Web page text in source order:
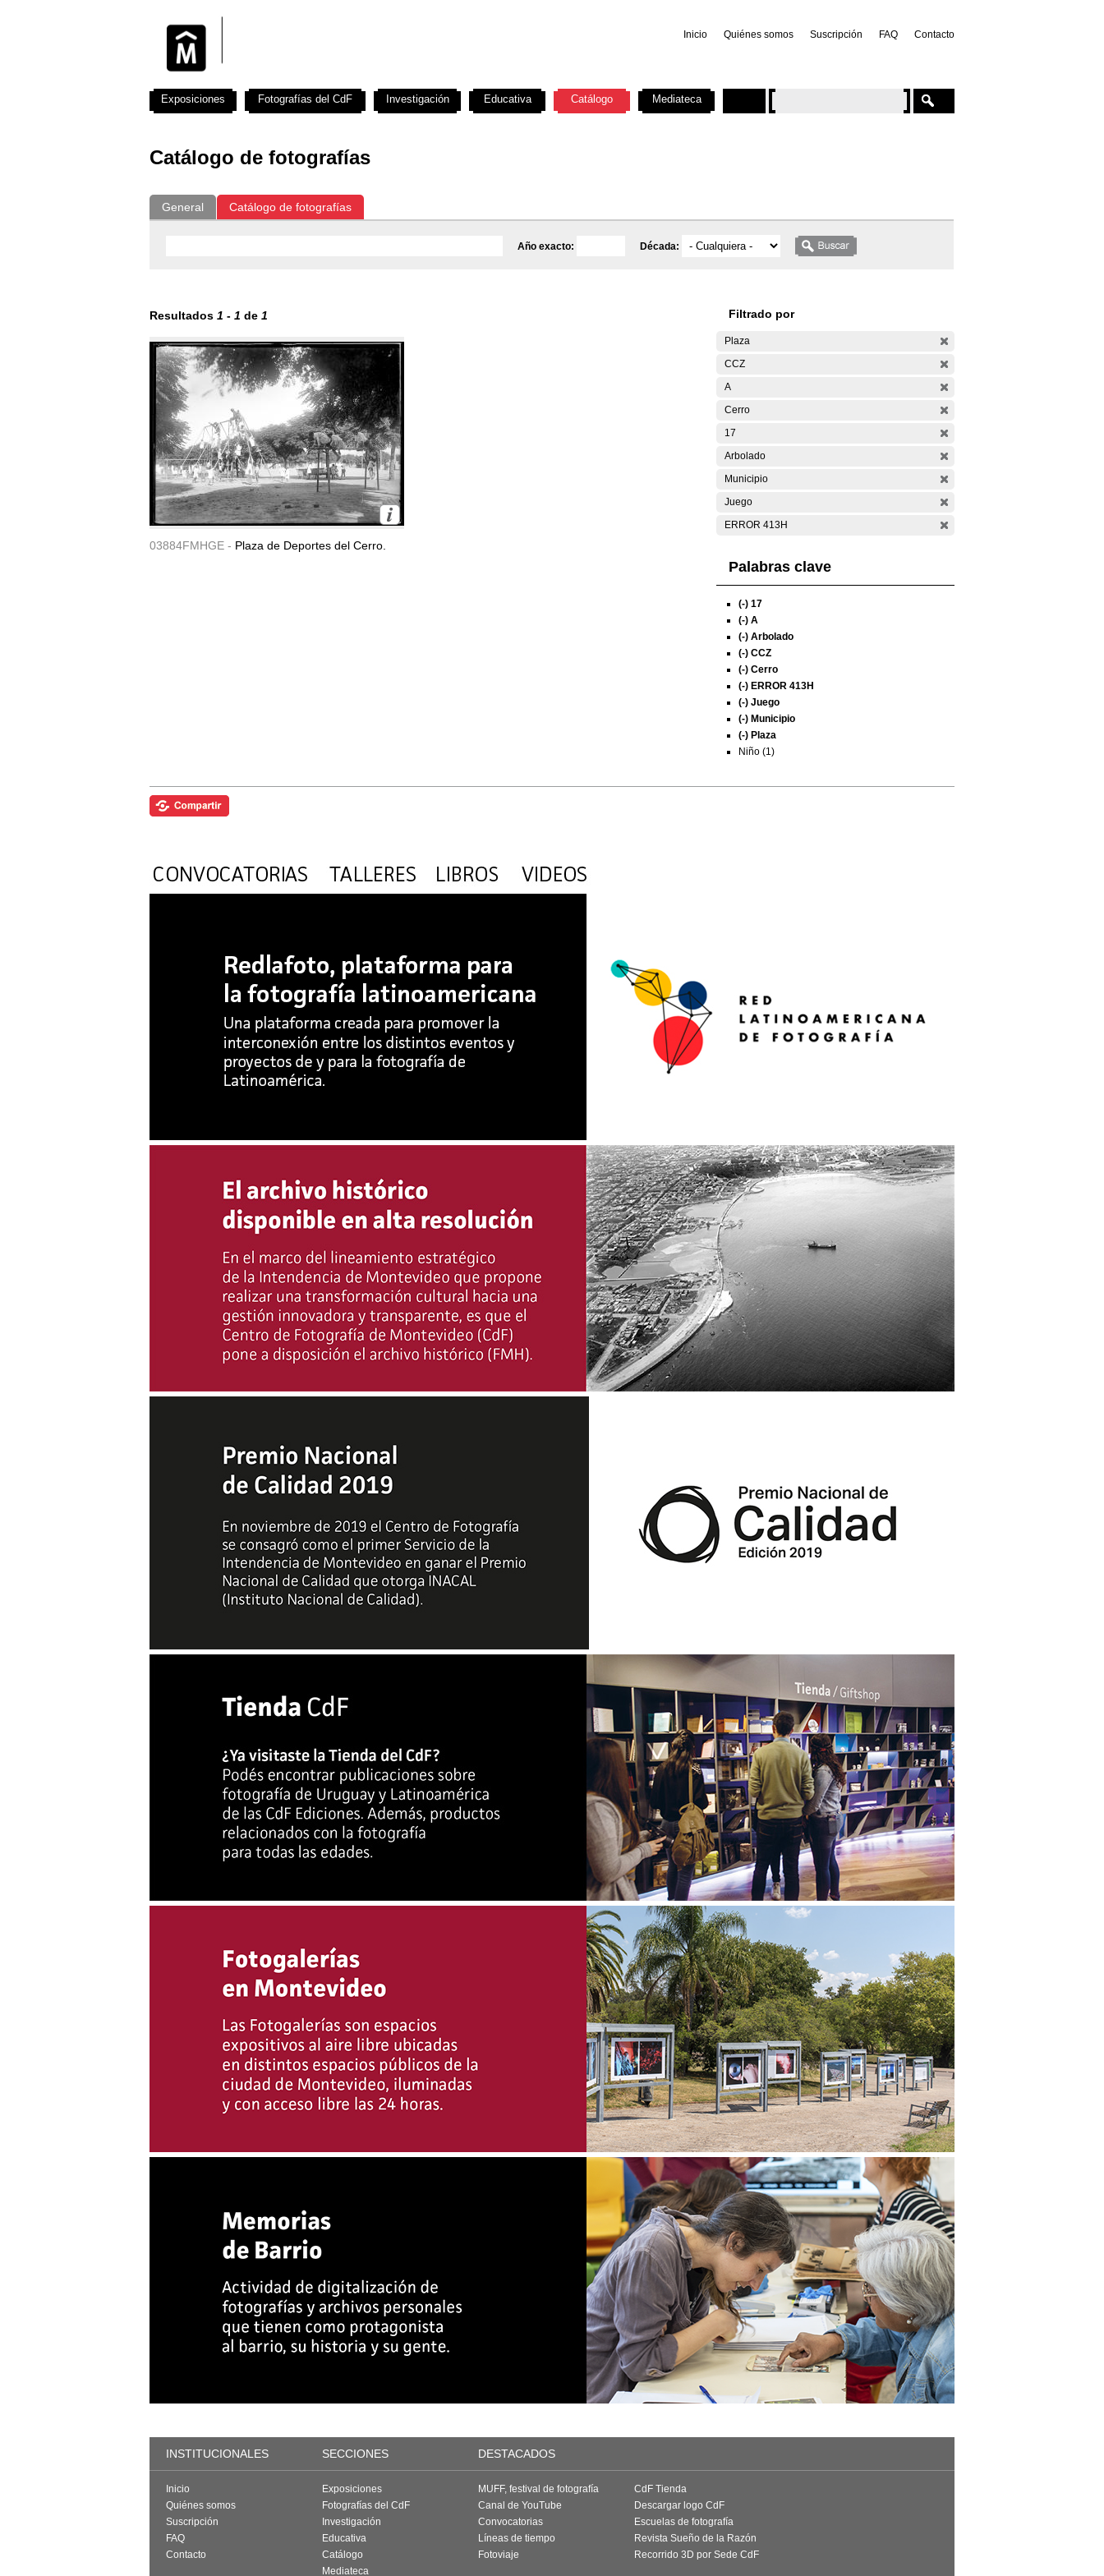
Inicio Quiénes somos Suscripción FAQ Contacto
Catálogo de fotografías
General Catálogo de fotografías
Año exacto: Década:
Resultados 1 - 1 de 1
03884FMHGE - Plaza de Deportes del Cerro.
Filtrado por
Plaza
CCZ
A
Cerro
17
Arbolado
Municipio
Juego
ERROR 413H
Palabras clave
(-) 17
(-) A
(-) Arbolado
(-) CCZ
(-) Cerro
(-) ERROR 413H
(-) Juego
(-) Municipio
(-) Plaza
Niño (1)
Exposiciones Fotografías del CdF Investigación Educativa Catálogo Mediateca
INSTITUCIONALES SECCIONES DESTACADOS
Inicio
Quiénes somos
Suscripción
FAQ
Contacto
Exposiciones
Fotografías del CdF
Investigación
Educativa
Catálogo
Mediateca
MUFF, festival de fotografía
Canal de YouTube
Convocatorias
Líneas de tiempo
Fotoviaje
CdF Tienda
Descargar logo CdF
Escuelas de fotografía
Revista Sueño de la Razón
Recorrido 3D por Sede CdF